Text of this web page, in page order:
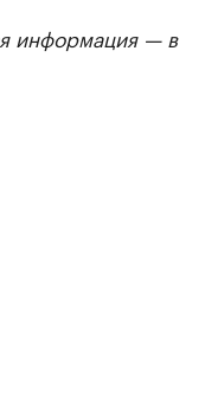
информация — в